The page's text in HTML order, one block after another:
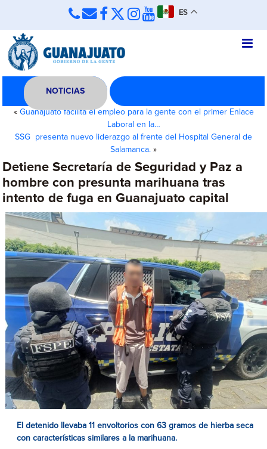
ES
NOTICIAS
« Guanajuato facilita el empleo para la gente con el primer Enlace
Laboral en la…
SSG presenta nuevo liderazgo al frente del Hospital General de
Salamanca. »
Detiene Secretaría de Seguridad y Paz a
hombre con presunta marihuana tras
intento de fuga en Guanajuato capital
El detenido llevaba 11 envoltorios con 63 gramos de hierba seca
con características similares a la marihuana.